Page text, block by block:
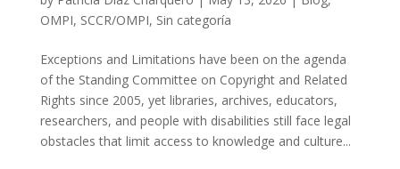
OMPI, SCCR/OMPI, Sin categoría
Exceptions and Limitations have been on the agenda
of the Standing Committee on Copyright and Related
Rights since 2005, yet libraries, archives, educators,
researchers, and people with disabilities still face legal
obstacles that limit access to knowledge and culture...